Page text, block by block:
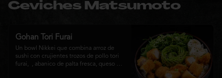
equilibrada y auténticamente nikkei.
Ceviches Matsumoto
Gohan Tori Furai
Un bowl Nikkei que combina arroz de
sushi con crujientes trozos de pollo tori
furai,  , abanico de palta fresca, queso